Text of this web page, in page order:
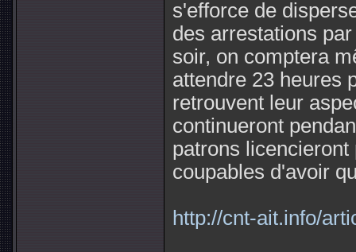
s'efforce de
des arrestations
soir, on comptera
attendre 23 heures
retrouvent leur
continueront
patrons
coupables d'avoir
http://cnt-ait.info/